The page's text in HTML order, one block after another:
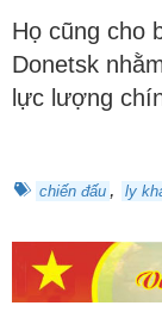
Họ cũng cho
Donetsk
lực lượng
chiến đấu , ly